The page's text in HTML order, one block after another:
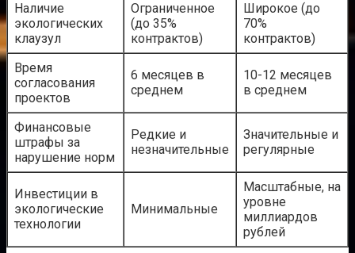
Наличие
экологических
клаузул
Ограниченное
(до 35%
контрактов)
Широкое (до
70%
контрактов)
Время
согласования
проектов
6 месяцев в
среднем
10-12 месяцев
в среднем
Финансовые
штрафы за
нарушение норм
Редкие и
незначительные
Значительные и
регулярные
Инвестиции в
экологические
технологии
Минимальные
Масштабные, на
уровне
миллиардов
рублей